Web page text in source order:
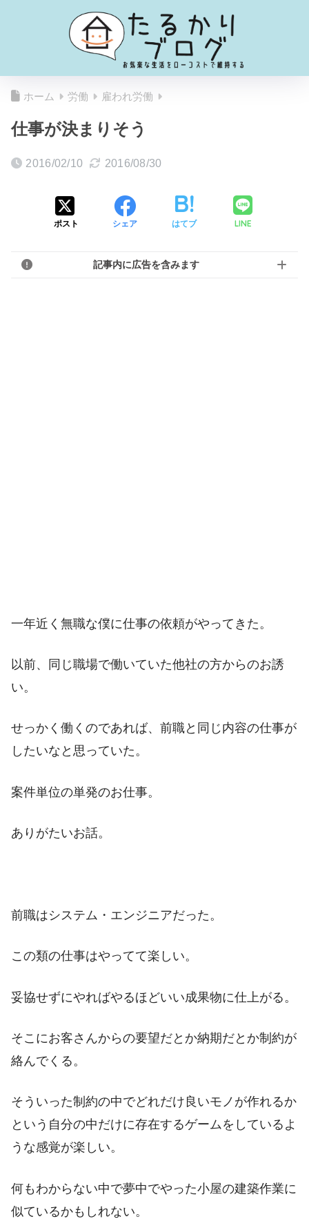
ホーム 労働 雇われ労働
仕事が決まりそう
2016/02/10 2016/08/30
ポスト シェア はてブ LINE
記事内に広告を含みます
一年近く無職な僕に仕事の依頼がやってきた。
以前、同じ職場で働いていた他社の方からのお誘
い。
せっかく働くのであれば、前職と同じ内容の仕事が
したいなと思っていた。
案件単位の単発のお仕事。
ありがたいお話。
前職はシステム・エンジニアだった。
この類の仕事はやってて楽しい。
妥協せずにやればやるほどいい成果物に仕上がる。
そこにお客さんからの要望だとか納期だとか制約が
絡んでくる。
そういった制約の中でどれだけ良いモノが作れるか
という自分の中だけに存在するゲームをしているよ
うな感覚が楽しい。
何もわからない中で夢中でやった小屋の建築作業に
似ているかもしれない。